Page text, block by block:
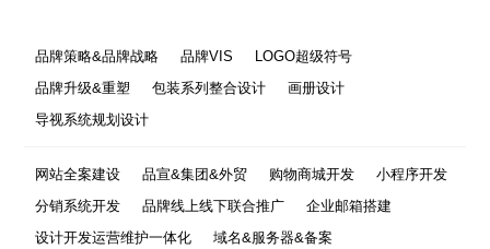
品牌策略&品牌战略 品牌VIS
LOGO超级符号
品牌升级&重塑
包装系列整合设计
画册设计
导视系统规划设计
网站全案建设 品宣&集团&外贸 购物商城开发
小程序开发
分销系统开发
品牌线上线下联合推广
企业邮箱搭建
设计开发运营维护一体化
域名&服务器&备案